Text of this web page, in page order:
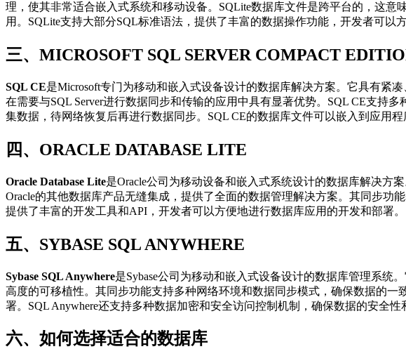
理，使其非常适合嵌入式系统和移动设备。SQLite数据库文件是跨平台的，这
用。SQLite支持大部分SQL标准语法，提供了丰富的数据操作功能，开发者可以
三、MICROSOFT SQL SERVER COMPACT
SQL CE是Microsoft专门为移动和嵌入式设备设计的数据库解决方案。它具有紧
在需要与SQL Server进行数据同步和传输的应用中具有显著优势。SQL CE支持
集数据，待网络恢复后再进行数据同步。SQL CE的数据库文件可以嵌入到应用
四、ORACLE DATABASE LITE
Oracle Database Lite是Oracle公司为移动设备和嵌入式系统设计的数据库解决方
Oracle的其他数据库产品无缝集成，提供了全面的数据管理解决方案。其同步功
提供了丰富的开发工具和API，开发者可以方便地进行数据库应用的开发和部署。
五、SYBASE SQL ANYWHERE
Sybase SQL Anywhere是Sybase公司为移动和嵌入式设备设计的数据库管理系统
高度的可移植性。其同步功能支持多种网络环境和数据同步模式，确保数据的
署。SQL Anywhere还支持多种数据加密和安全访问控制机制，确保数据的安全性
六、如何选择适合的数据库